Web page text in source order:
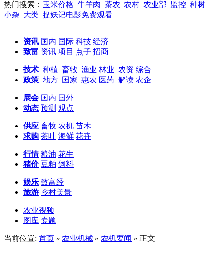
热门搜索： 玉米价格 牛羊肉 茶农 农村 农业部 监控 种树
小杂 大类 捉妖记电影免费观看
资讯 国内 国际 科技 经济
致富 资讯 项目 点子 招商
技术 种植 畜牧 渔业 林业 农资 综合
政策 地方 国家 惠农 医药 解读 农企
展会 国内 国外
动态 预测 观点
供应 畜牧 农机 苗木
求购 茶叶 海鲜 花卉
行情 粮油 花生
猪价 豆粕 饲料
娱乐 致富经
旅游 乡村美景
农业视频
图库 专题
当前位置: 首页 » 农业机械 » 农机要闻 » 正文